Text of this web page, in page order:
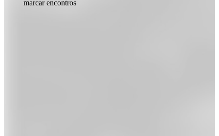
marcar encontros